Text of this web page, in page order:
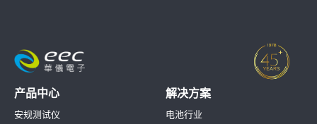
产品中心
安规测试仪
解决方案
电池行业